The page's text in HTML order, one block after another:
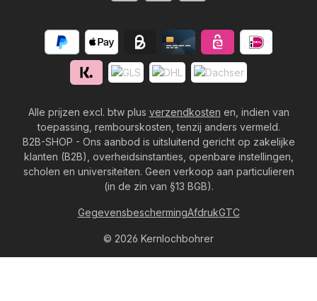
Alle prijzen excl. btw plus verzendkosten en, indien van
toepassing, rembourskosten, tenzij anders vermeld.
B2B-SHOP - Ons aanbod is uitsluitend gericht op zakelijke
klanten (B2B), overheidsinstanties, openbare instellingen,
scholen en universiteiten. Geen verkoop aan particulieren
(in de zin van §13 BGB).
© 2026 Kernlochbohrer
GegevensbeschermingAfdrukGTC